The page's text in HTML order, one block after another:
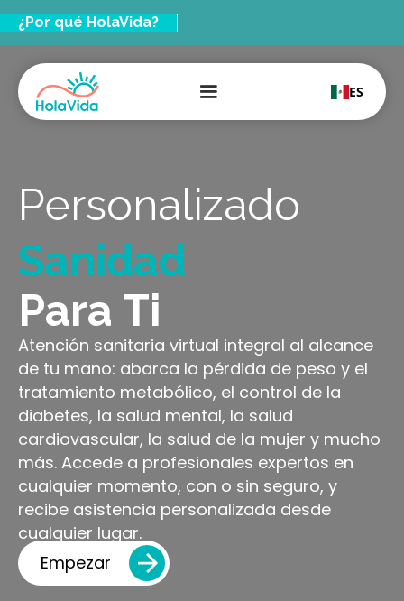
¿Por qué HolaVida?
ES
Personalizado
Sanidad
Bienestar
Tratamiento
Sanidad
Para Ti
Atención sanitaria virtual integral al alcance
de tu mano: abarca la pérdida de peso y el
tratamiento metabólico, el control de la
diabetes, la salud mental, la salud
cardiovascular, la salud de la mujer y mucho
más. Accede a profesionales expertos en
cualquier momento, con o sin seguro, y
recibe asistencia personalizada desde
cualquier lugar.
Empezar